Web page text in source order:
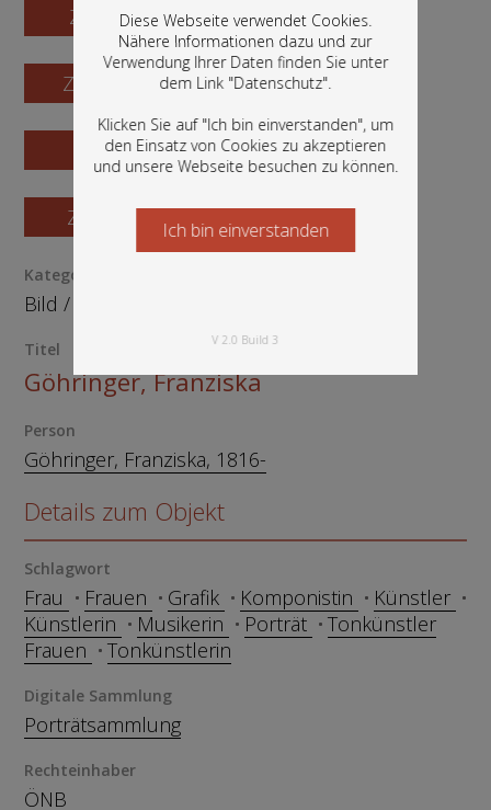
Diese Webseite verwendet Cookies.
Nähere Informationen dazu und zur
Verwendung Ihrer Daten finden Sie unter
dem Link "Datenschutz".
Klicken Sie auf "Ich bin einverstanden", um
den Einsatz von Cookies zu akzeptieren
und unsere Webseite besuchen zu können.
In diesem Portal finden Sie die digitalen
Bestände der Österreichischen
Nationalbibliothek: Bücher, Fotografien,
Grafiken und vieles mehr.
Ich bin einverstanden
Starten Sie jetzt
V 2.0 Build 3
Zum Digitalisat
Zum Katalogisat
Zur Vorschau
Zur Bestellung
Kategorie / Medientyp
Bild/
Titel
Göhringer, Franziska
Person
Göhringer, Franziska, 1816-
Details zum Objekt
Schlagwort
Frau Frauen Grafik Komponistin
Künstler
Künstlerin
Musikerin Porträt
Tonkünstler
Frauen
Tonkünstlerin
Digitale Sammlung
Porträtsammlung
Rechteinhaber
ÖNB